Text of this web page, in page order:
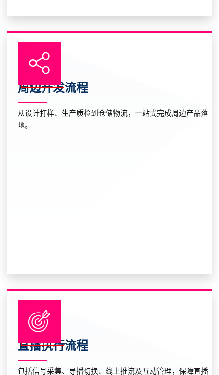
周边开发流程
从设计打样、生产质检到仓储物流，一站式完成周边产品落
地。
直播执行流程
包括信号采集、导播切换、线上推流及互动管理，保障直播